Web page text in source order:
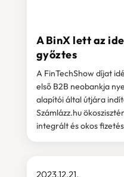
A BinX lett az
győztes
A FinTechShow díjat
első B2B neobankja
alapítói által útjára
Számlázz.hu
integrált és okos
2023.12.21.